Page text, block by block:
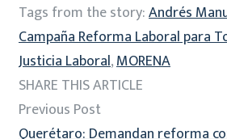
Tags from the story:Andrés
Campaña Reforma Laboral para
Justicia Laboral,MORENA
SHARE THIS ARTICLE
Previous Post
Querétaro: Demandan reforma